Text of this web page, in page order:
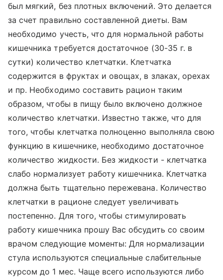
был мягкий, без плотных включений. Это делается
за счет правильно составленной диеты. Вам
необходимо учесть, что для нормальной работы
кишечника требуется достаточное (30-35 г. в
сутки) количество клетчатки. Клетчатка
содержится в фруктах и овощах, в злаках, орехах
и пр. Необходимо составить рацион таким
образом, чтобы в пищу было включено должное
количество клетчатки. Известно также, что для
того, чтобы клетчатка полноценно выполняла свою
функцию в кишечнике, необходимо достаточное
количество жидкости. Без жидкости - клетчатка
слабо нормализует работу кишечника. Клетчатка
должна быть тщательно пережевана. Количество
клетчатки в рационе следует увеличивать
постепенно. Для того, чтобы стимулировать
работу кишечника прошу Вас обсудить со своим
врачом следующие моменты: Для нормализации
стула используются специальные слабительные
курсом до 1 мес. Чаще всего используются либо